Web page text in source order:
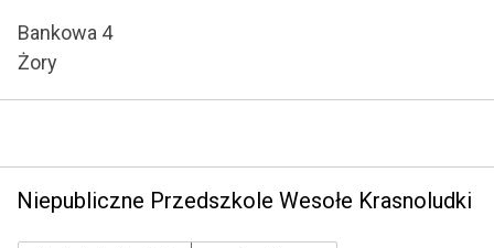
Bankowa 4
Żory
Niepubliczne Przedszkole Wesołe Krasnoludki